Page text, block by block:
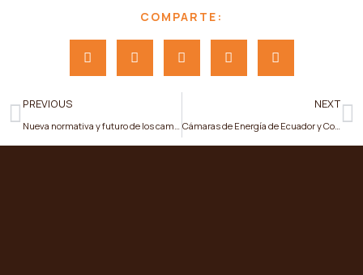
COMPARTE:
PREVIOUS
Nueva normativa y futuro de los campos petroleros se trató en reunión entre CEDE y el Viceministerio de Hidrocarburos
NEXT
Cámaras de Energía de Ecuador y Colombia comparten experiencias